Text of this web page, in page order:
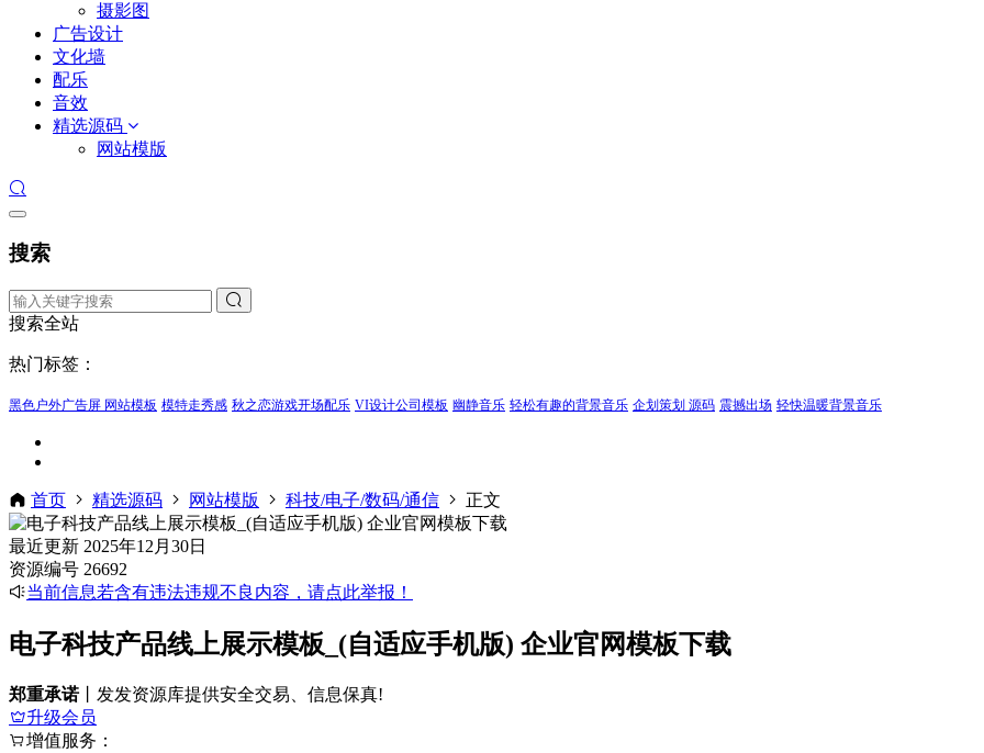
摄影图
广告设计
文化墙
配乐
音效
精选源码
网站模版
搜索
搜索全站
热门标签：
黑色户外广告屏 网站模板 模特走秀感 秋之恋游戏开场配乐 VI设计公司模板 幽静音乐 轻松有趣的背景音乐 企划策划 源码 震撼出场 轻快温暖背景音乐
首页 精选源码 网站模版 科技/电子/数码/通信 正文
最近更新 2025年12月30日
资源编号 26692
当前信息若含有违法违规不良内容，请点此举报！
电子科技产品线上展示模板_(自适应手机版) 企业官网模板下载
郑重承诺丨发发资源库提供安全交易、信息保真!
升级会员
增值服务：